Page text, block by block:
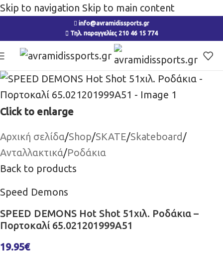
Skip to navigation Skip to main content
info@avramidissports.gr
Τηλ. παραγγελίες 210 46 15 774
Click to enlarge
Αρχική σελίδα/Shop/SKATE/Skateboard/
Ανταλλακτικά/Ροδάκια
Back to products
Speed Demons
SPEED DEMONS Hot Shot 51χιλ. Ροδάκια –
Πορτοκαλί 65.021201999A51
19.95€